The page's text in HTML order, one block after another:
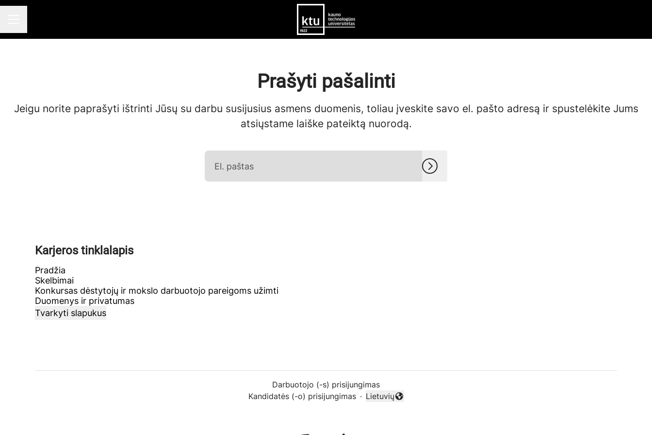
Prašyti pašalinti
Jeigu norite paprašyti ištrinti Jūsų su darbu susijusius asmens duomenis, toliau įveskite savo el. pašto adresą ir spustelėkite Jums
atsiųstame laiške pateiktą nuorodą.
Karjeros tinklalapis
Pradžia
Skelbimai
Konkursas dėstytojų ir mokslo darbuotojo pareigoms užimti
Duomenys ir privatumas
Tvarkyti slapukus
Darbuotojo (-s) prisijungimas
Kandidatės (-o) prisijungimas ·
Keisti kalbą
Lietuvių